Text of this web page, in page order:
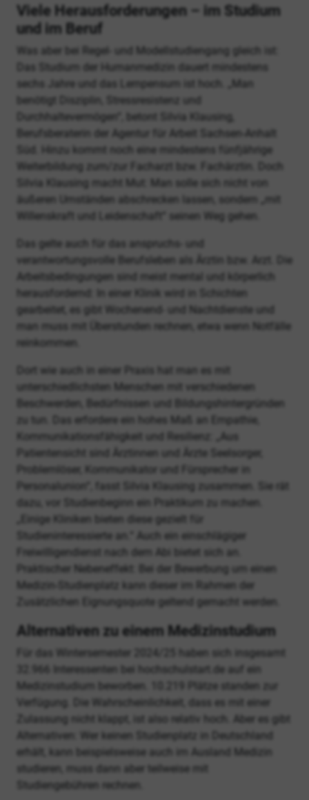
Viele Herausforderungen – im Studium
und im Beruf
Was aber bei Regel- und Modellstudiengang gleich ist:
Das Studium der Humanmedizin dauert mindestens
sechs Jahre und das Lernpensum ist hoch. „Man
benötigt Disziplin, Stressresistenz und
Durchhaltevermögen“, betont Silvia Klausing,
Berufsberaterin der Agentur für Arbeit Sachsen-Anhalt
Süd. Hinzu kommt noch eine mindestens fünfjährige
Weiterbildung zum/zur Facharzt bzw. Fachärztin. Doch
Silvia Klausing macht Mut: Man solle sich nicht von
äußeren Umständen abschrecken lassen, sondern „mit
Willenskraft und Leidenschaft“ seinen Weg gehen.
Das gelte auch für das anspruchs- und
verantwortungsvolle Berufsleben als Ärztin bzw. Arzt. Die
Arbeitsbedingungen sind meist mental und körperlich
herausfordernd: In einer Klinik wird in Schichten
gearbeitet, es gibt Wochenend- und Nachtdienste und
man muss mit Überstunden rechnen, etwa wenn Notfälle
reinkommen.
Dort wie auch in einer Praxis hat man es mit
unterschiedlichsten Menschen mit verschiedenen
Beschwerden, Bedürfnissen und Bildungshintergründen
zu tun. Das erfordere ein hohes Maß an Empathie,
Kommunikationsfähigkeit und Resilienz: „Aus
Patientensicht sind Ärztinnen und Ärzte Seelsorger,
Problemlöser, Kommunikator und Fürsprecher in
Personalunion“, fasst Silvia Klausing zusammen. Sie rät
dazu, vor Studienbeginn ein Praktikum zu machen.
„Einige Kliniken bieten diese gezielt für
Studieninteressierte an.“ Auch ein einschlägiger
Freiwilligendienst nach dem Abi bietet sich an.
Praktischer Nebeneffekt: Bei der Bewerbung um einen
Medizin-Studienplatz kann dieser im Rahmen der
Zusätzlichen Eignungsquote geltend gemacht werden.
Alternativen zu einem Medizinstudium
Für das Wintersemester 2024/25 haben sich insgesamt
32.966 Interessenten bei hochschulstart.de auf ein
Medizinstudium beworben. 10.219 Plätze standen zur
Verfügung. Die Wahrscheinlichkeit, dass es mit einer
Zulassung nicht klappt, ist also relativ hoch. Aber es gibt
Alternativen: Wer keinen Studienplatz in Deutschland
erhält, kann beispielsweise auch im Ausland Medizin
studieren, muss dann aber teilweise mit
Studiengebühren rechnen.